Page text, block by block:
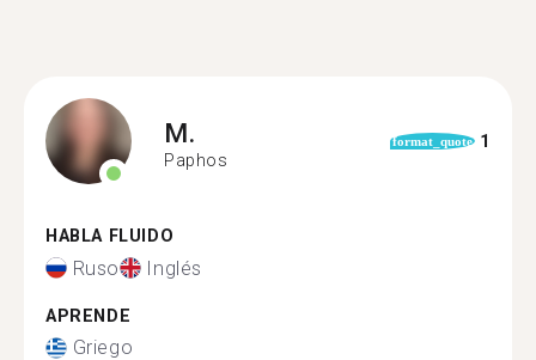
M.
Paphos
format_quote 1
HABLA FLUIDO
Ruso Inglés
APRENDE
Griego